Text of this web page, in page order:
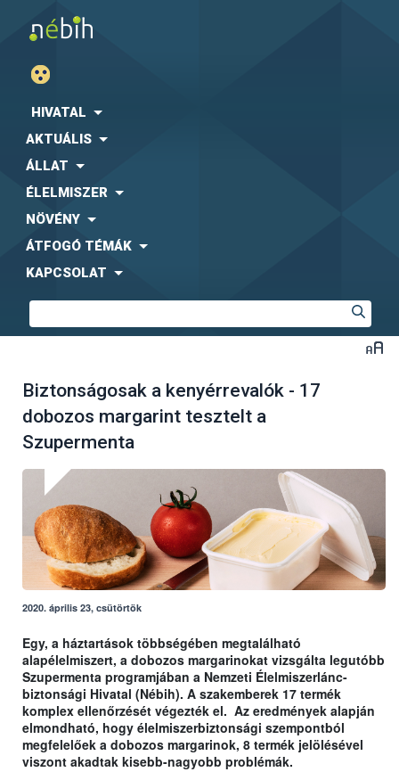
HIVATAL
AKTUÁLIS
ÁLLAT
ÉLELMISZER
NÖVÉNY
ÁTFOGÓ TÉMÁK
KAPCSOLAT
Biztonságosak a kenyérrevalók - 17
dobozos margarint tesztelt a
Szupermenta
2020. április 23, csütörtök
Egy, a háztartások többségében megtalálható
alapélelmiszert, a dobozos margarinokat vizsgálta legutóbb
Szupermenta programjában a Nemzeti Élelmiszerlánc-
biztonsági Hivatal (Nébih). A szakemberek 17 termék
komplex ellenőrzését végezték el. Az eredmények alapján
elmondható, hogy élelmiszerbiztonsági szempontból
megfelelőek a dobozos margarinok, 8 termék jelölésével
viszont akadtak kisebb-nagyobb problémák.